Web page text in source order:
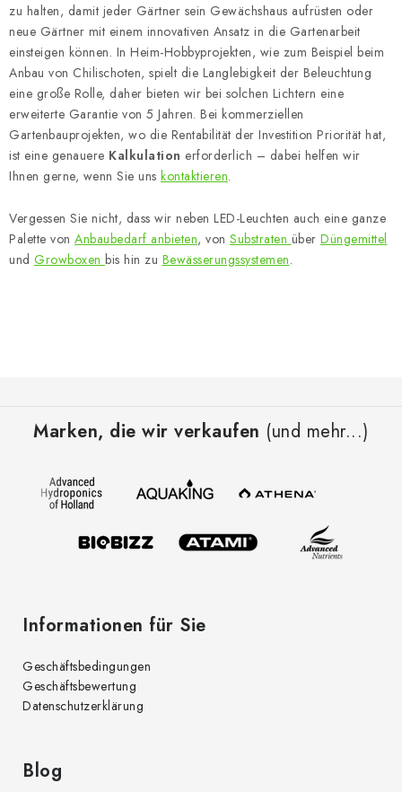
zu halten, damit jeder Gärtner sein Gewächshaus aufrüsten oder
neue Gärtner mit einem innovativen Ansatz in die Gartenarbeit
einsteigen können. In Heim-Hobbyprojekten, wie zum Beispiel beim
Anbau von Chilischoten, spielt die Langlebigkeit der Beleuchtung
eine große Rolle, daher bieten wir bei solchen Lichtern eine
erweiterte Garantie von 5 Jahren. Bei kommerziellen
Gartenbauprojekten, wo die Rentabilität der Investition Priorität hat,
ist eine genauere Kalkulation erforderlich – dabei helfen wir
Ihnen gerne, wenn Sie uns kontaktieren.
Vergessen Sie nicht, dass wir neben LED-Leuchten auch eine ganze
Palette von Anbaubedarf anbieten, von Substraten über Düngemittel
und Growboxen bis hin zu Bewässerungssystemen.
Marken, die wir verkaufen (und mehr...)
Informationen für Sie
Geschäftsbedingungen
Geschäftsbewertung
Datenschutzerklärung
Blog